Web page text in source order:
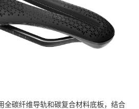
全碳纤维导轨和碳复合材料底板，结合